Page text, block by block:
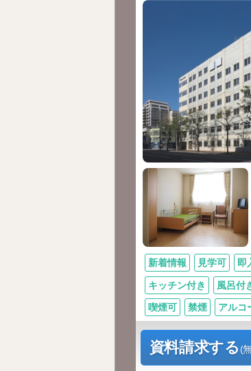
新着情報 見学可 即
キッチン付き 風呂付
喫煙可 禁煙 アルコ
資料請求する(